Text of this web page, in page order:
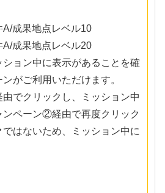
成果地点レベル10
成果地点レベル20
ション中に表示があることを確
がご利用いただけます。
でクリックし、ミッション中
ンペーン②経由で再度クリック
ではないため、ミッション中に